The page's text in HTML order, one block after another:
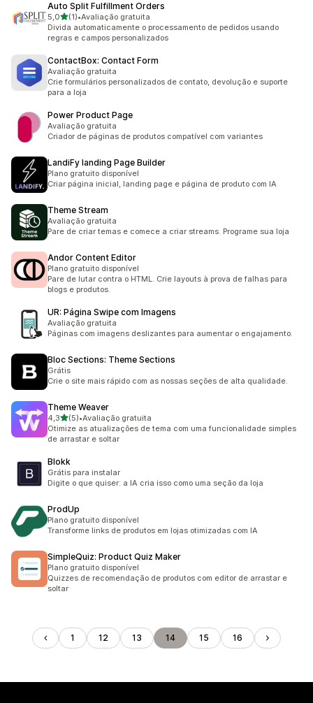
Auto Split Fulfillment Orders
5,0de 5 estrelas
(1)
1 avaliações ao todo
•Avaliação gratuita
Divida automaticamente o processamento de pedidos usando
regras e campos personalizados
ContactBox: Contact Form
Avaliação gratuita
Crie formulários personalizados de contato, devolução e suporte
para a loja
Power Product Page
Avaliação gratuita
Criador de páginas de produtos compatível com variantes
LandiFy landing Page Builder
Plano gratuito disponível
Criar página inicial, landing page e página de produto com IA
Theme Stream
Avaliação gratuita
Pare de criar temas e comece a criar streams. Programe sua loja
Andor Content Editor
Plano gratuito disponível
Pare de lutar contra o HTML. Crie layouts à prova de falhas para
blogs e produtos.
UR: Página Swipe com Imagens
Avaliação gratuita
Páginas com imagens deslizantes para aumentar o engajamento.
Bloc Sections: Theme Sections
Grátis
Crie o site mais rápido com as nossas seções de alta qualidade.
Theme Weaver
4,3de 5 estrelas
(5)
5 avaliações ao todo
•Avaliação gratuita
Otimize as atualizações de tema com uma funcionalidade simples
de arrastar e soltar
Blokk
Grátis para instalar
Digite o que quiser: a IA cria isso como uma seção da loja
ProdUp
Plano gratuito disponível
Transforme links de produtos em lojas otimizadas com IA
SimpleQuiz: Product Quiz Maker
Plano gratuito disponível
Quizzes de recomendação de produtos com editor de arrastar e
soltar
1 12 13 14 15 16